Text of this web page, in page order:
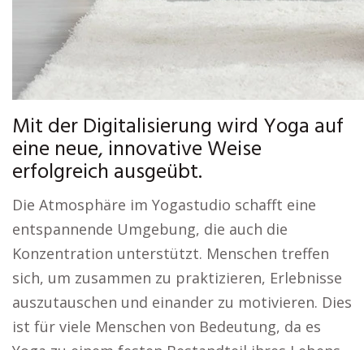
Mit der Digitalisierung wird Yoga auf
eine neue, innovative Weise
erfolgreich ausgeübt.
Die Atmosphäre im Yogastudio schafft eine
entspannende Umgebung, die auch die
Konzentration unterstützt. Menschen treffen
sich, um zusammen zu praktizieren, Erlebnisse
auszutauschen und einander zu motivieren. Dies
ist für viele Menschen von Bedeutung, da es